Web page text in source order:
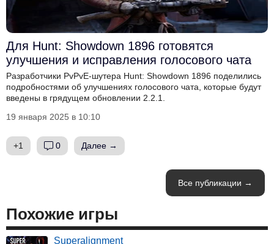
Для Hunt: Showdown 1896 готовятся
улучшения и исправления голосового чата
Разработчики PvPvE-шутера Hunt: Showdown 1896 поделились
подробностями об улучшениях голосового чата, которые будут
введены в грядущем обновлении 2.2.1.
19 января 2025 в 10:10
+1 0 Далее →
Все публикации →
Похожие игры
Superalignment